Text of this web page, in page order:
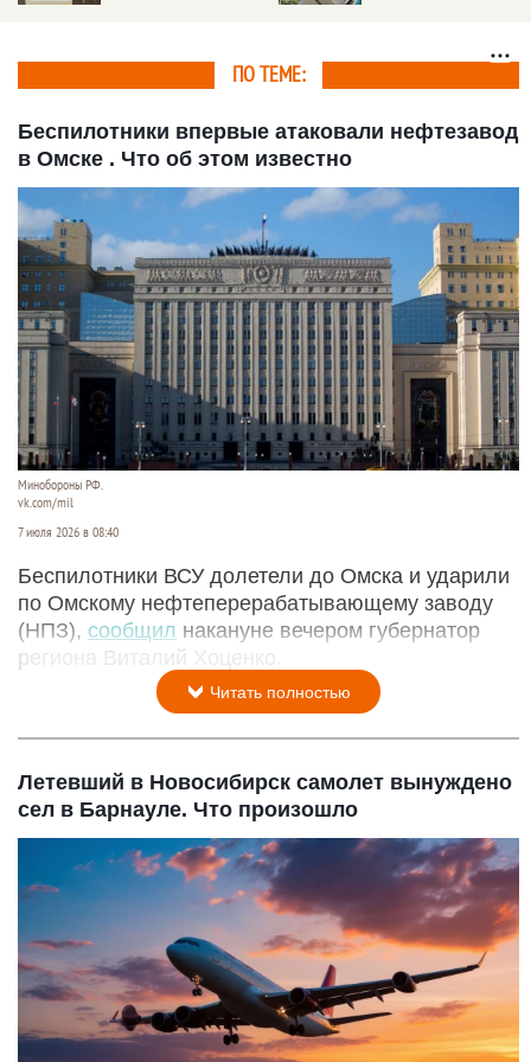
ПО ТЕМЕ:
Беспилотники впервые атаковали нефтезавод
в Омске . Что об этом известно
Минобороны РФ.
vk.com/mil
7 июля 2026 в 08:40
Беспилотники ВСУ долетели до Омска и ударили
по Омскому нефтеперерабатывающему заводу
(НПЗ), сообщил накануне вечером губернатор
региона Виталий Хоценко.
Читать полностью
Летевший в Новосибирск самолет вынуждено
сел в Барнауле. Что произошло